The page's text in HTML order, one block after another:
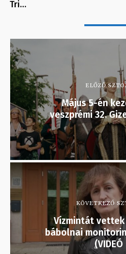
Tri…
ELŐZŐ
Május 5-én
veszprémi 32.
KÖVETKEZŐ
Vízmintát
bábolnai
(VIDEÓ